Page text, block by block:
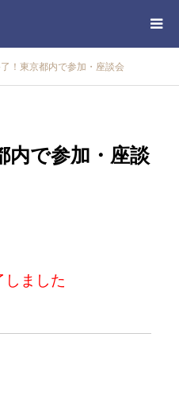
！東京都内で参加・座談会
内で参加・座談
しました